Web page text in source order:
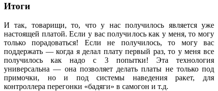
Итоги
И так, товарищи, то, что у нас получилось является уже
настоящей платой. Если у вас получилось как у меня, то могу
только порадоваться! Если не получилось, то могу вас
поддержать — когда я делал плату первый раз, то у меня все
получилось как надо с 3 попытки! Эта технология
универсальна — она позволяет делать платы не только под
примочки, но и под системы наведения ракет, для
контроллера перегонки «бадяги» в самогон и т.д.